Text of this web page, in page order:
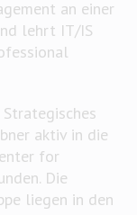
an einer
lehrt IT/IS
aktiv in die
for
Die
liegen in den